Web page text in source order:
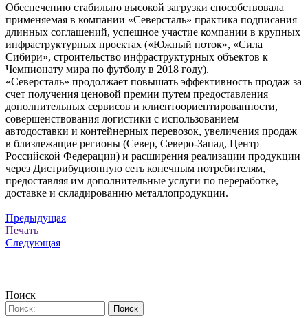
Обеспечению стабильно высокой загрузки способствовала
применяемая в компании «Северсталь» практика подписания
длинных соглашений, успешное участие компании в крупных
инфраструктурных проектах («Южный поток», «Сила
Сибири», строительство инфраструктурных объектов к
Чемпионату мира по футболу в 2018 году).
«Северсталь» продолжает повышать эффективность продаж за
счет получения ценовой премии путем предоставления
дополнительных сервисов и клиентоориентированности,
совершенствования логистики с использованием
автодоставки и контейнерных перевозок, увеличения продаж
в близлежащие регионы (Север, Северо-Запад, Центр
Российской Федерации) и расширения реализации продукции
через Дистрибуционную сеть конечным потребителям,
предоставляя им дополнительные услуги по переработке,
доставке и складированию металлопродукции.
Предыдущая
Печать
Следующая
Поиск